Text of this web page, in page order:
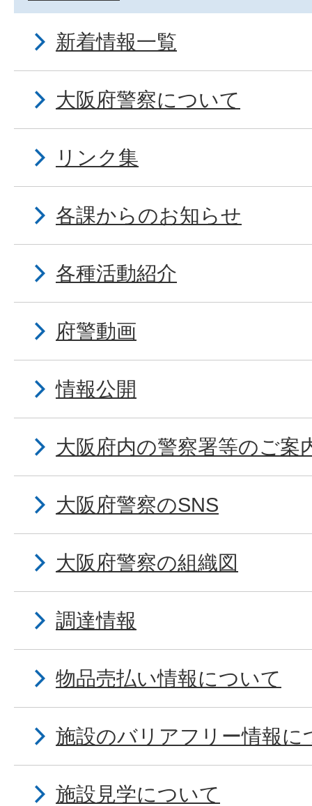
新着情報一覧
大阪府警察について
リンク集
各課からのお知らせ
各種活動紹介
府警動画
情報公開
大阪府内の警察署等のご案
大阪府警察のSNS
大阪府警察の組織図
調達情報
物品売払い情報について
施設のバリアフリー情報に
施設見学について